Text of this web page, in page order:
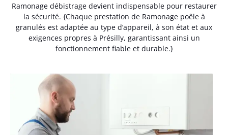
Ramonage débistrage devient indispensable pour restaurer
la sécurité. {Chaque prestation de Ramonage poêle à
granulés est adaptée au type d’appareil, à son état et aux
exigences propres à Présilly, garantissant ainsi un
fonctionnement fiable et durable.}